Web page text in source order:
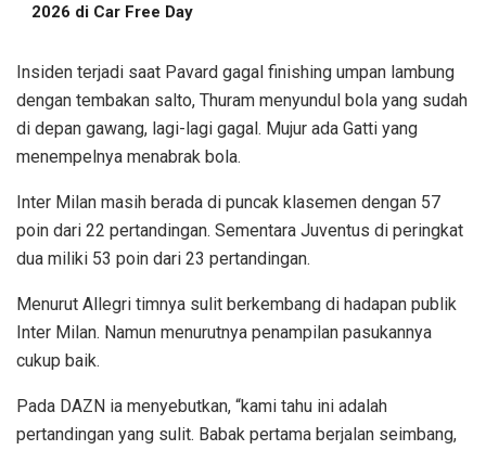
2026 di Car Free Day
Insiden terjadi saat Pavard gagal finishing umpan lambung
dengan tembakan salto, Thuram menyundul bola yang sudah
di depan gawang, lagi-lagi gagal. Mujur ada Gatti yang
menempelnya menabrak bola.
Inter Milan masih berada di puncak klasemen dengan 57
poin dari 22 pertandingan. Sementara Juventus di peringkat
dua miliki 53 poin dari 23 pertandingan.
Menurut Allegri timnya sulit berkembang di hadapan publik
Inter Milan. Namun menurutnya penampilan pasukannya
cukup baik.
Pada DAZN ia menyebutkan, “kami tahu ini adalah
pertandingan yang sulit. Babak pertama berjalan seimbang,